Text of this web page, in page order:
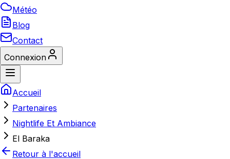
Météo
Blog
Contact
Connexion
Accueil
Partenaires
Nightlife Et Ambiance
El Baraka
Retour à l'accueil